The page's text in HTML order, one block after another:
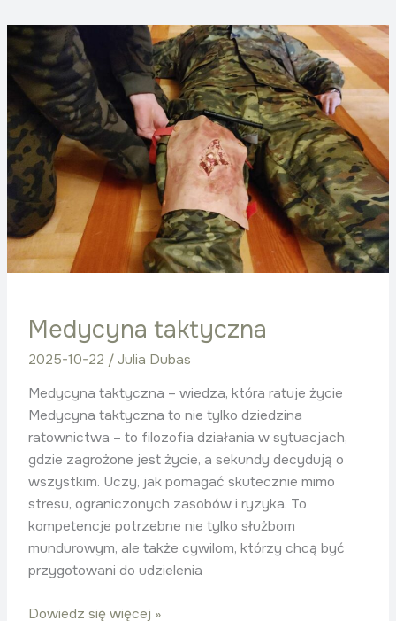
Medycyna taktyczna
2025-10-22 / Julia Dubas
Medycyna taktyczna – wiedza, która ratuje życie
Medycyna taktyczna to nie tylko dziedzina
ratownictwa – to filozofia działania w sytuacjach,
gdzie zagrożone jest życie, a sekundy decydują o
wszystkim. Uczy, jak pomagać skutecznie mimo
stresu, ograniczonych zasobów i ryzyka. To
kompetencje potrzebne nie tylko służbom
mundurowym, ale także cywilom, którzy chcą być
przygotowani do udzielenia
Medycyna
taktyczna
Dowiedz się więcej »